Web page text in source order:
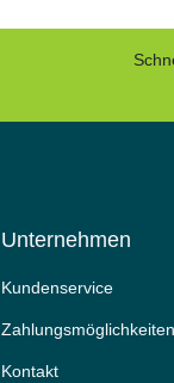
Unternehmen
Kundenservice
Zahlungsmöglichkeiten
Kontakt